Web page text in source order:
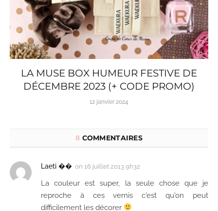
LA MUSE BOX HUMEUR FESTIVE DE
DÉCEMBRE 2023 (+ CODE PROMO)
12 janvier 2024
8 COMMENTAIRES
Laeti �� on 16 juillet 2013 9h32
La couleur est super, la seule chose que je
reproche à ces vernis c'est qu'on peut
difficilement les décorer